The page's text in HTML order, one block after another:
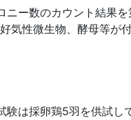
ー数のカウント結果を
気性微生物、酵母等
は採卵鶏5羽を供試し